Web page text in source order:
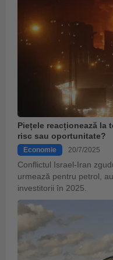
Piețele reacționează
risc sau oportunitate?
Economie 20/7/2025
Conflictul Israel-Iran
urmează pentru petrol,
investitorii în 2025.